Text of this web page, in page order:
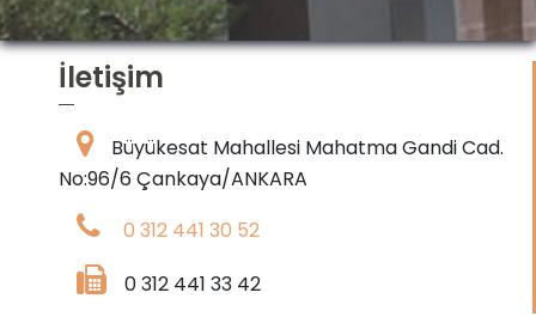
İletişim
Büyükesat Mahallesi Mahatma Gandi Cad.
No:96/6 Çankaya/ANKARA
0 312 441 30 52
0 312 441 33 42